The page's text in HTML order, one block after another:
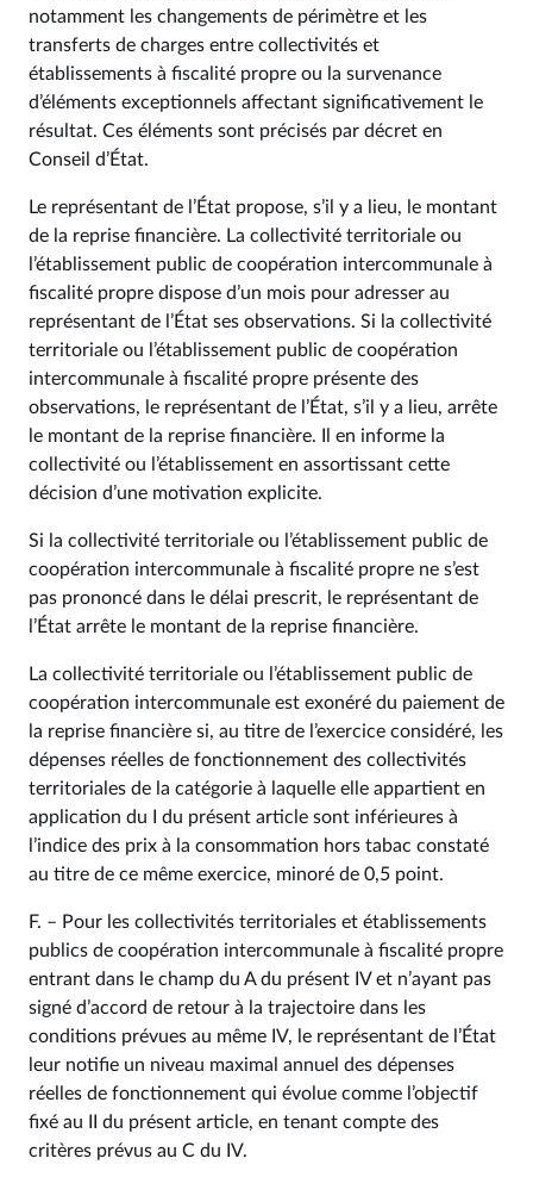
notamment les changements de périmètre et les
transferts de charges entre collectivités et
établissements à fiscalité propre ou la survenance
d’éléments exceptionnels affectant significativement le
résultat. Ces éléments sont précisés par décret en
Conseil d’État.
Le représentant de l’État propose, s’il y a lieu, le montant
de la reprise financière. La collectivité territoriale ou
l’établissement public de coopération intercommunale à
fiscalité propre dispose d’un mois pour adresser au
représentant de l’État ses observations. Si la collectivité
territoriale ou l’établissement public de coopération
intercommunale à fiscalité propre présente des
observations, le représentant de l’État, s’il y a lieu, arrête
le montant de la reprise financière. Il en informe la
collectivité ou l’établissement en assortissant cette
décision d’une motivation explicite.
Si la collectivité territoriale ou l’établissement public de
coopération intercommunale à fiscalité propre ne s’est
pas prononcé dans le délai prescrit, le représentant de
l’État arrête le montant de la reprise financière.
La collectivité territoriale ou l’établissement public de
coopération intercommunale est exonéré du paiement de
la reprise financière si, au titre de l’exercice considéré, les
dépenses réelles de fonctionnement des collectivités
territoriales de la catégorie à laquelle elle appartient en
application du I du présent article sont inférieures à
l’indice des prix à la consommation hors tabac constaté
au titre de ce même exercice, minoré de 0,5 point.
F. – Pour les collectivités territoriales et établissements
publics de coopération intercommunale à fiscalité propre
entrant dans le champ du A du présent IV et n’ayant pas
signé d’accord de retour à la trajectoire dans les
conditions prévues au même IV, le représentant de l’État
leur notifie un niveau maximal annuel des dépenses
réelles de fonctionnement qui évolue comme l’objectif
fixé au II du présent article, en tenant compte des
critères prévus au C du IV.